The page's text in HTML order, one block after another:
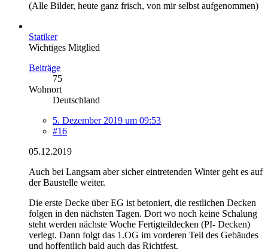
(Alle Bilder, heute ganz frisch, von mir selbst aufgenommen)
Statiker
Wichtiges Mitglied
Beiträge
75
Wohnort
Deutschland
5. Dezember 2019 um 09:53
#16
05.12.2019
Auch bei Langsam aber sicher eintretenden Winter geht es auf
der Baustelle weiter.
Die erste Decke über EG ist betoniert, die restlichen Decken
folgen in den nächsten Tagen. Dort wo noch keine Schalung
steht werden nächste Woche Fertigteildecken (PI- Decken)
verlegt. Dann folgt das 1.OG im vorderen Teil des Gebäudes
und hoffentlich bald auch das Richtfest.